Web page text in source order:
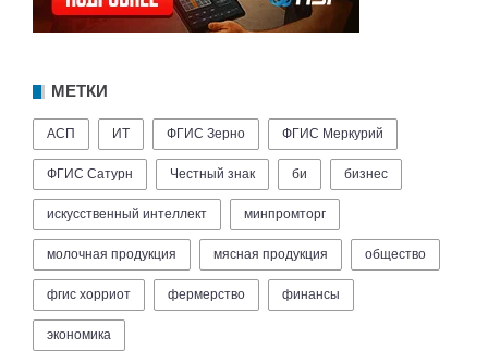
МЕТКИ
АСП ИТ ФГИС Зерно ФГИС Меркурий
ФГИС Сатурн Честный знак би бизнес
искусственный интеллект минпромторг
молочная продукция мясная продукция общество
фгис хорриот фермерство финансы
экономика